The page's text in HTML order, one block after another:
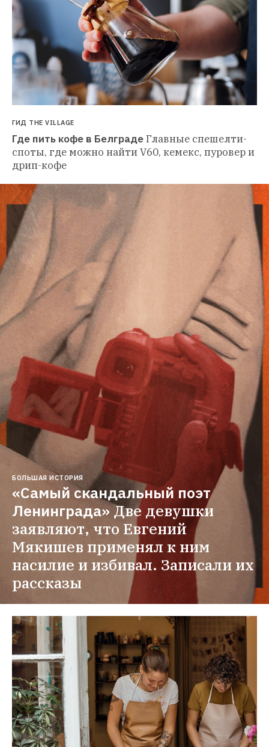
ГИД THE VILLAGE
Где пить кофе в БелградеГлавные спешелти-
споты, где можно найти V60, кемекс, пуровер и
дрип-кофе
БОЛЬШАЯ ИСТОРИЯ
«Самый скандальный поэт
Ленинграда»Две девушки
заявляют, что Евгений
Мякишев применял к ним
насилие и избивал. Записали их
рассказы